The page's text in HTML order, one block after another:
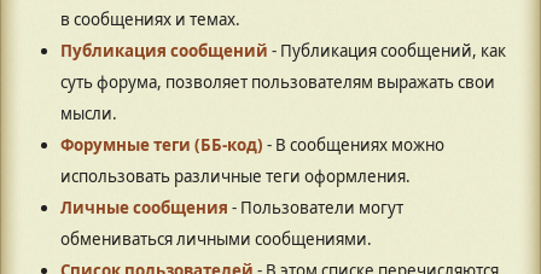
в сообщениях и темах.
Публикация сообщений - Публикация сообщений, как
суть форума, позволяет пользователям выражать свои
мысли.
Форумные теги (ББ-код) - В сообщениях можно
использовать различные теги оформления.
Личные сообщения - Пользователи могут
обмениваться личными сообщениями.